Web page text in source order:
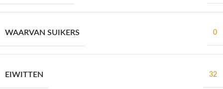
WAARVAN SUIKERS 0
EIWITTEN 32